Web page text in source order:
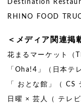
Destination
RHINO FOOD
＜メディア関連掲
花まるマーケット（
「Oha!4」（日本テ
「 おとな館」（ CS
日曜 × 芸人（ テレビ